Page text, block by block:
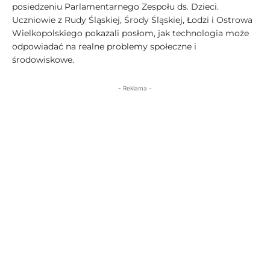
posiedzeniu Parlamentarnego Zespołu ds. Dzieci.
Uczniowie z Rudy Śląskiej, Środy Śląskiej, Łodzi i Ostrowa
Wielkopolskiego pokazali posłom, jak technologia może
odpowiadać na realne problemy społeczne i
środowiskowe.
- Reklama -